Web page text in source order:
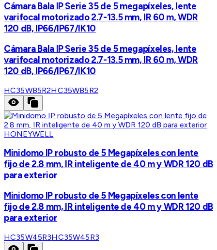
Cámara Bala IP Serie 35 de 5 megapíxeles, lente
varifocal motorizado 2.7-13.5 mm, IR 60 m, WDR
120 dB, IP66/IP67/IK10
Cámara Bala IP Serie 35 de 5 megapíxeles, lente
varifocal motorizado 2.7-13.5 mm, IR 60 m, WDR
120 dB, IP66/IP67/IK10
HC35WB5R2HC35WB5R2
HONEYWELL
Minidomo IP robusto de 5 Megapíxeles con lente
fijo de 2.8 mm, IR inteligente de 40 m y WDR 120 dB
para exterior
Minidomo IP robusto de 5 Megapíxeles con lente
fijo de 2.8 mm, IR inteligente de 40 m y WDR 120 dB
para exterior
HC35W45R3HC35W45R3